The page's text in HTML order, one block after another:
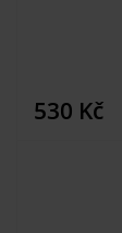
530 Kč